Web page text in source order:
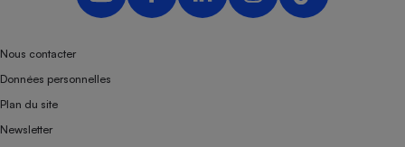
Nous contacter
Données personnelles
Plan du site
Newsletter